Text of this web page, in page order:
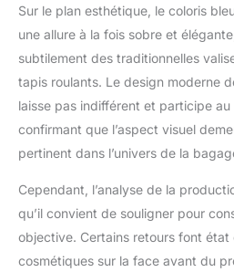
Sur le plan esthétique, le coloris
une allure à la fois sobre et
subtilement des traditionnelles
tapis roulants. Le design moderne
laisse pas indifférent et participe au
confirmant que l’aspect visuel
pertinent dans l’univers de la
Cependant, l’analyse de la
qu’il convient de souligner pour
objective. Certains retours font
cosmétiques sur la face avant du